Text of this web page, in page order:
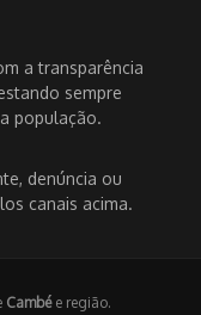
a transparência
sempre
população.
denúncia ou
canais acima.
Cambée região.